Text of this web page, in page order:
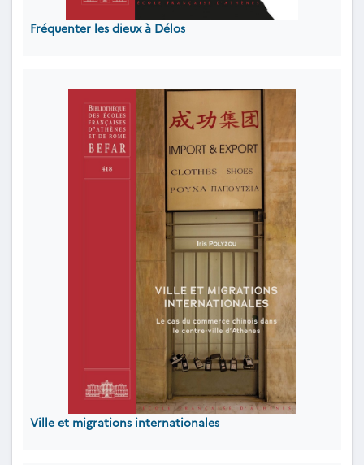
Fréquenter les dieux à Délos
Ville et migrations internationales